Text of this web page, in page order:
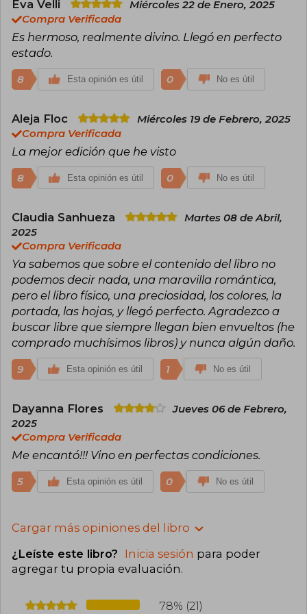
interés que la obra de Jane Austen sigue
despertando hoy en día muestra la vigencia de
la literatura posterior. Su vida también ha sido
Eva Velli
Miércoles 22 de Enero, 2025
Compra Verificada
Es hermoso, realmente divino. Llegó en perfecto
estado.
8 Esta opinión es útil 0 No es útil
Aleja Floc
Miércoles 19 de Febrero, 2025
Compra Verificada
La mejor edición que he visto
8 Esta opinión es útil 0 No es útil
Claudia Sanhueza
Martes 08 de Abril,
2025
Compra Verificada
Ya sabemos que sobre el contenido del libro no
podemos decir nada, una maravilla romántica,
pero el libro físico, una preciosidad, los colores, la
portada, las hojas, y llegó perfecto. Agradezco a
buscar libre que siempre llegan bien envueltos (he
comprado muchísimos libros) y nunca algún daño.
9 Esta opinión es útil 1 No es útil
Dayanna Flores
Jueves 06 de Febrero,
2025
Compra Verificada
Me encantó!!! Vino en perfectas condiciones.
5 Esta opinión es útil 0 No es útil
Cargar más opiniones del libro
¿Leíste este libro? Inicia sesión para poder
agregar tu propia evaluación.
78% (21)